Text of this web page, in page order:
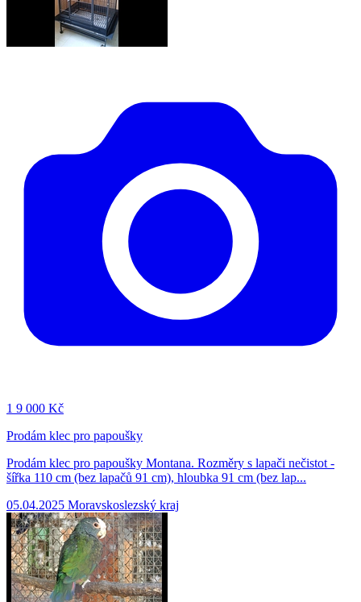
1 9 000 Kč
Prodám klec pro papoušky
Prodám klec pro papoušky Montana. Rozměry s lapači nečistot -
šířka 110 cm (bez lapačů 91 cm), hloubka 91 cm (bez lap...
05.04.2025 Moravskoslezský kraj